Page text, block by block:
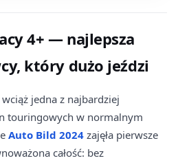
4+ — najlepsza
który dużo jeździ
jedna z najbardziej
touringowych w normalnym
Auto Bild 2024 zajęła pierwsze
całość: bez